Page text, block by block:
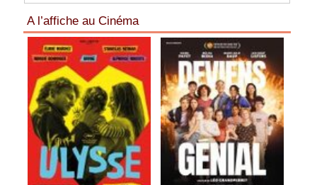
A l’affiche au Cinéma